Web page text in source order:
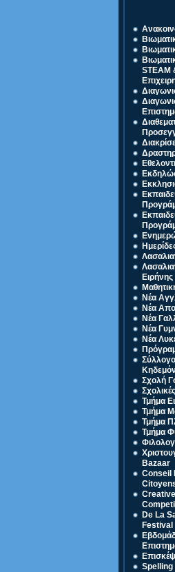
STEAM
Ειρήνης
Νέα
Νέα
Νέα
Νέα
Νέα
Σχολή
Τμήμα
Τμήμα
Τμήμα
Τμήμα
Bazaar
Conseil
De La
Festival
Spelling